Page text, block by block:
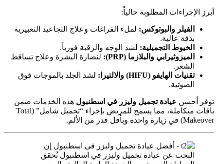
أبرز الإجراءات المطلوبة حالياً:
الفيلر والبوتوكس: لملء الفراغات وعلاج التجاعيد التعبيرية
بدقة عالية.
الخيوط التجميلية: لشد الوجه والرقبة فورياً.
الميزوثيرابي والبلازما (PRP):
لنضارة البشرة وعلاج تساقط
الشعر.
تقنيات الهايفو (HIFU) والالتيرا:
لشد الجلد بالموجات فوق
الصوتية.
توفر أحسن عيادة تجميل وليزر في اسطنبول هذه الخدمات ضمن
باقات متكاملة، مما يسمح للمريض بإجراء “تجميل شامل” (Total
Makeover) في زيارة واحدة وبأقل قدر من الألم.